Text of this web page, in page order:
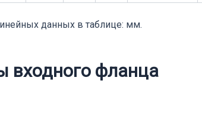
данных в таблице: мм.
входного фланца